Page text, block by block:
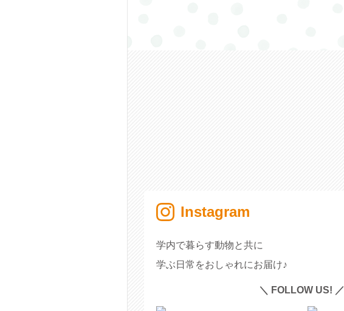
Instagram
学内で暮らす動物と共に
学ぶ日常をおしゃれにお届け♪
＼ FOLLOW US! ／